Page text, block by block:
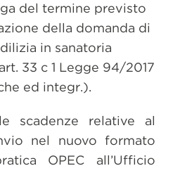
del termine previsto
della domanda di
in sanatoria
33 c 1 Legge 94/2017
ed integr.).
scadenze relative al
nel nuovo formato
OPEC all’Ufficio